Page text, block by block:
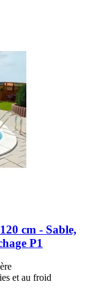
cm -​ Sable,
P1
et au froid